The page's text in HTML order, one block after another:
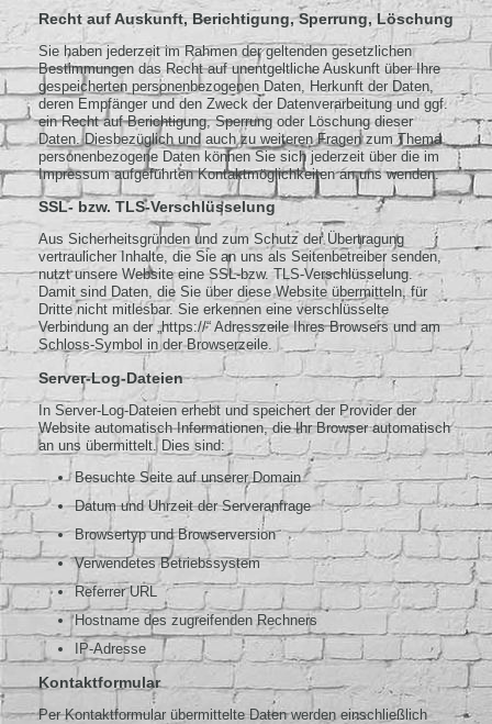
Recht auf Auskunft, Berichtigung, Sperrung, Löschung
Sie haben jederzeit im Rahmen der geltenden gesetzlichen
Bestimmungen das Recht auf unentgeltliche Auskunft über Ihre
gespeicherten personenbezogenen Daten, Herkunft der Daten,
deren Empfänger und den Zweck der Datenverarbeitung und ggf.
ein Recht auf Berichtigung, Sperrung oder Löschung dieser
Daten. Diesbezüglich und auch zu weiteren Fragen zum Thema
personenbezogene Daten können Sie sich jederzeit über die im
Impressum aufgeführten Kontaktmöglichkeiten an uns wenden.
SSL- bzw. TLS-Verschlüsselung
Aus Sicherheitsgründen und zum Schutz der Übertragung
vertraulicher Inhalte, die Sie an uns als Seitenbetreiber senden,
nutzt unsere Website eine SSL-bzw. TLS-Verschlüsselung.
Damit sind Daten, die Sie über diese Website übermitteln, für
Dritte nicht mitlesbar. Sie erkennen eine verschlüsselte
Verbindung an der „https://“ Adresszeile Ihres Browsers und am
Schloss-Symbol in der Browserzeile.
Server-Log-Dateien
In Server-Log-Dateien erhebt und speichert der Provider der
Website automatisch Informationen, die Ihr Browser automatisch
an uns übermittelt. Dies sind:
Besuchte Seite auf unserer Domain
Datum und Uhrzeit der Serveranfrage
Browsertyp und Browserversion
Verwendetes Betriebssystem
Referrer URL
Hostname des zugreifenden Rechners
IP-Adresse
Kontaktformular
Per Kontaktformular übermittelte Daten werden einschließlich